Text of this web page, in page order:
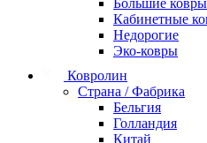
Большие ковры
Кабинетные
Недорогие
Эко-ковры
Ковролин
Страна / Фабрика
Бельгия
Голландия
Китай